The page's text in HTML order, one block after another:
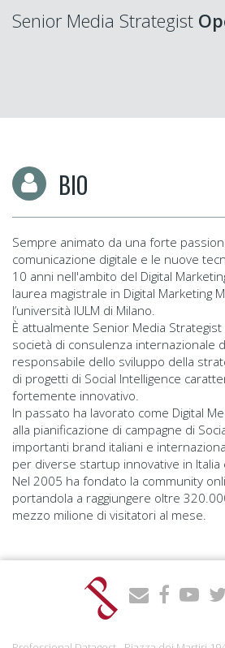
Senior Media Strategist
BIO
Sempre animato da una forte
comunicazione digitale e le nuove
10 anni nell'ambito del Digital
laurea magistrale in Digital Marketing
l’università IULM di Milano.
È attualmente Senior Media Strategist
società di consulenza internazionale
responsabile dello sviluppo della
di progetti di Social Intelligence
fortemente innovativo.
In passato ha lavorato come Digital
alla pianificazione di campagne di
importanti brand italiani e
per diverse startup innovative in Italia
Nel 2005 ha fondato la community
portandola a raggiungere oltre
mezzo milione di visitatori al mese.